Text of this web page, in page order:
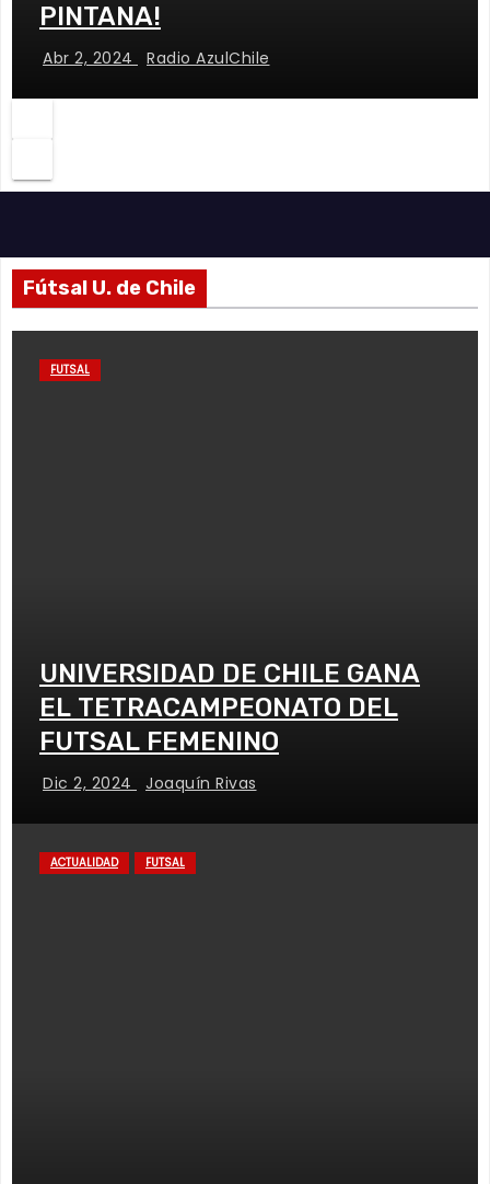
PINTANA!
Abr 2, 2024 Radio AzulChile
Fútsal U. de Chile
FUTSAL
UNIVERSIDAD DE CHILE GANA
EL TETRACAMPEONATO DEL
FUTSAL FEMENINO
Dic 2, 2024 Joaquín Rivas
ACTUALIDAD FUTSAL